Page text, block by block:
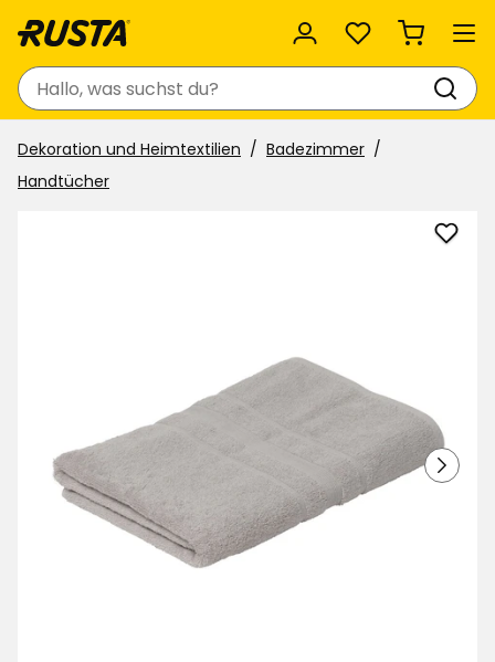
Favoriten
Suchen
Dekoration und Heimtextilien
Badezimmer
Handtücher